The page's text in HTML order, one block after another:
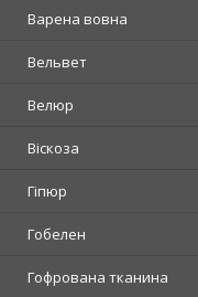
Варена вовна
Вельвет
Велюр
Віскоза
Гіпюр
Гобелен
Гофрована тканина